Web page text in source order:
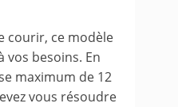
courir, ce modèle
vos besoins. En
maximum de 12
vous résoudre